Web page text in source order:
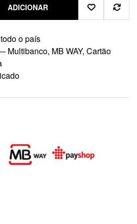
ADICIONAR
o país
Multibanco, MB WAY, Cartão